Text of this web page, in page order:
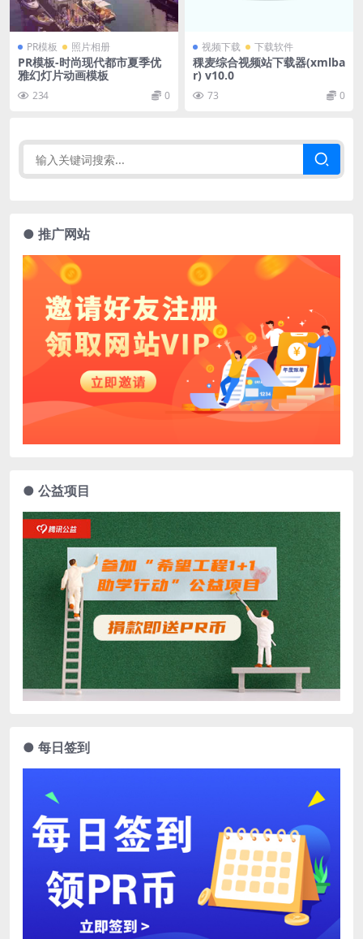
PR模板 照片相册
PR模板-时尚现代都市夏季优
雅幻灯片动画模板
234 0
视频下载 下载软件
稞麦综合视频站下载器(xmlba
r) v10.0
73 0
● 推广网站
● 公益项目
● 每日签到